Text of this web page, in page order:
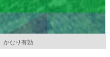
かなり有効